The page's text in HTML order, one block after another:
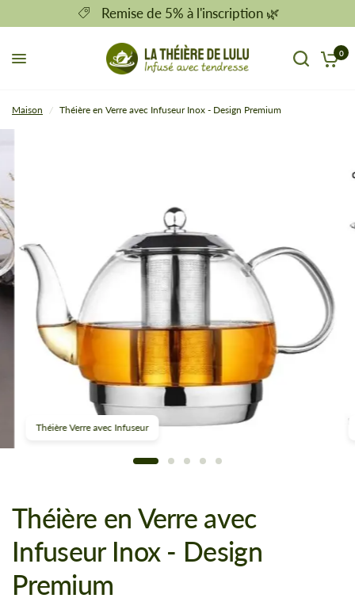
Remise de 5% à l'inscription 🌿
0
Maison / Théière en Verre avec Infuseur Inox - Design Premium
Théière Verre avec Infuseur
Théière en Verre avec
Infuseur Inox - Design
Premium